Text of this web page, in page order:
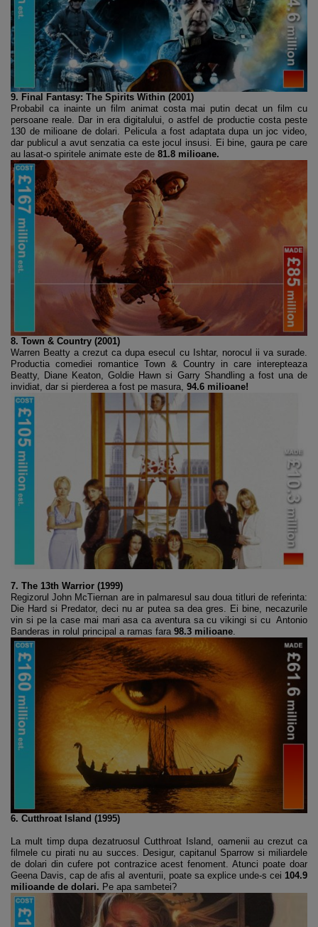
9. Final Fantasy: The Spirits Within (2001)
Probabil ca inainte un film animat costa mai putin decat un film cu
persoane reale. Dar in era digitalului, o astfel de productie costa peste
130 de milioane de dolari. Pelicula a fost adaptata dupa un joc video,
dar publicul a avut senzatia ca este jocul insusi. Ei bine, gaura pe care
au lasat-o spiritele animate este de 81.8 milioane.
8. Town & Country (2001)
Warren Beatty a crezut ca dupa esecul cu Ishtar, norocul ii va surade.
Productia comediei romantice Town & Country in care interepteaza
Beatty, Diane Keaton, Goldie Hawn si Garry Shandling a fost una de
invidiat, dar si pierderea a fost pe masura, 94.6 milioane!
7. The 13th Warrior (1999)
Regizorul John McTiernan are in palmaresul sau doua titluri de referinta:
Die Hard si Predator, deci nu ar putea sa dea gres. Ei bine, necazurile
vin si pe la case mai mari asa ca aventura sa cu vikingi si cu Antonio
Banderas in rolul principal a ramas fara 98.3 milioane
6. Cutthroat Island (1995)
La mult timp dupa dezatruosul Cutthroat Island, oamenii au crezut ca
filmele cu pirati nu au succes. Desigur, capitanul Sparrow si miliardele
de dolari din cufere pot contrazice acest fenoment. Atunci poate doar
Geena Davis, cap de afis al aventurii, poate sa explice unde-s cei 104.9
milioande de dolari. Pe apa sambetei?